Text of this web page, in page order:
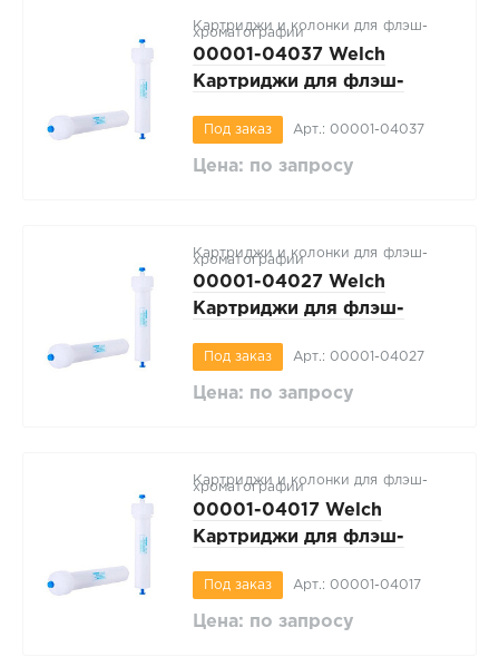
Картриджи и колонки для флэш-
хроматографии
00001-04037 Welch
Картриджи для флэш-
SiO2-I, регулярный 40-
70мкм, вес сорбента 25г, 1
Цена: по запросу
Под заказ Арт.: 00001-04037
Картриджи и колонки для флэш-
хроматографии
00001-04027 Welch
Картриджи для флэш-
SiO2-I, регулярный 40-
70мкм, вес сорбента 12г, 1
Цена: по запросу
Под заказ Арт.: 00001-04027
Картриджи и колонки для флэш-
хроматографии
00001-04017 Welch
Картриджи для флэш-
SiO2-I, регулярный 40-
70мкм, вес сорбента 4г, 1
Цена: по запросу
Под заказ Арт.: 00001-04017